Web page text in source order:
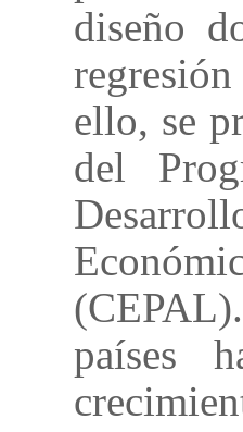
diseño
ello, se
del
países